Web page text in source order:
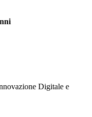
Digitale e